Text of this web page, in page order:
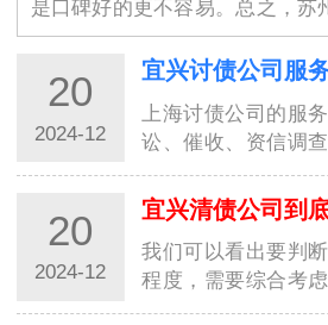
是口碑好的更不容易。总之，苏
公司具有高素质的专业团队、保
率、良好的沟通能力、严谨的工
好…
20
2024-12
上海讨债公司的服
讼、催收、资信调
司时需要注意其服
而且要确保对方合
口碑信誉。只有选
才能够…
20
2024-12
我们可以看出要判
程度，需要综合考
质和背景、服务内